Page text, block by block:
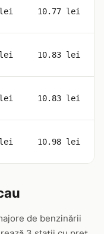
10.77 lei
10.83 lei
10.83 lei
10.98 lei
de benzinării